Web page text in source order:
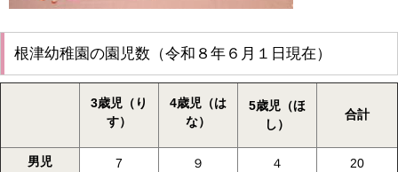
根津幼稚園の園児数（令和８年６月１日現在）
3歳児（り
す）
4歳児（は
な）
5歳児（ほ
し）
合計
男児 7 ９ ４ 20